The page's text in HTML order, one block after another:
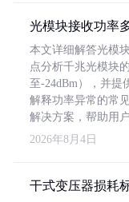
光模块接收功率
本文详细解答光模
点分析千兆光模块
至-24dBm），并提
解释功率异常的常
解决方案，帮助用
2026年8月4日
干式变压器损耗